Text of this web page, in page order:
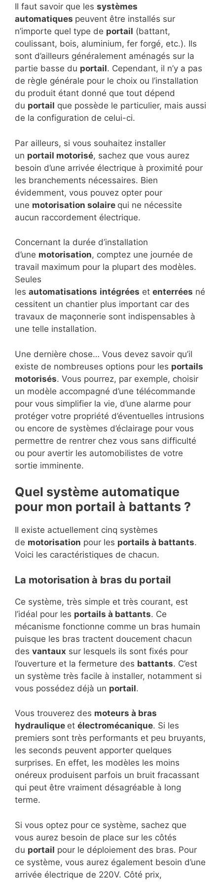
Il faut savoir que les systèmes
automatiques peuvent être installés sur
n’importe quel type de portail (battant,
coulissant, bois, aluminium, fer forgé, etc.). Ils
sont d’ailleurs généralement aménagés sur la
partie basse du portail. Cependant, il n’y a pas
de règle générale pour le choix ou l’installation
du produit étant donné que tout dépend
du portail que possède le particulier, mais aussi
de la configuration de celui-ci.
Par ailleurs, si vous souhaitez installer
un portail motorisé, sachez que vous aurez
besoin d’une arrivée électrique à proximité pour
les branchements nécessaires. Bien
évidemment, vous pouvez opter pour
une motorisation solaire qui ne nécessite
aucun raccordement électrique.
Concernant la durée d’installation
d’une motorisation, comptez une journée de
travail maximum pour la plupart des modèles.
Seules
les automatisations intégrées et enterrées né
cessitent un chantier plus important car des
travaux de maçonnerie sont indispensables à
une telle installation.
Une dernière chose… Vous devez savoir qu’il
existe de nombreuses options pour les portails
motorisés. Vous pourrez, par exemple, choisir
un modèle accompagné d’une télécommande
pour vous simplifier la vie, d’une alarme pour
protéger votre propriété d’éventuelles intrusions
ou encore de systèmes d’éclairage pour vous
permettre de rentrer chez vous sans difficulté
ou pour avertir les automobilistes de votre
sortie imminente.
Quel système automatique
pour mon portail à battants ?
Il existe actuellement cinq systèmes
de motorisation pour les portails à battants.
Voici les caractéristiques de chacun.
La motorisation à bras du portail
Ce système, très simple et très courant, est
l’idéal pour les portails à battants. Ce
mécanisme fonctionne comme un bras humain
puisque les bras tractent doucement chacun
des vantaux sur lesquels ils sont fixés pour
l’ouverture et la fermeture des battants. C’est
un système très facile à installer, notamment si
vous possédez déjà un portail.
Vous trouverez des moteurs à bras
hydraulique et électromécanique. Si les
premiers sont très performants et peu bruyants,
les seconds peuvent apporter quelques
surprises. En effet, les modèles les moins
onéreux produisent parfois un bruit fracassant
qui peut être vraiment désagréable à long
terme.
Si vous optez pour ce système, sachez que
vous aurez besoin de place sur les côtés
du portail pour le déploiement des bras. Pour
ce système, vous aurez également besoin d’une
arrivée électrique de 220V. Côté prix,